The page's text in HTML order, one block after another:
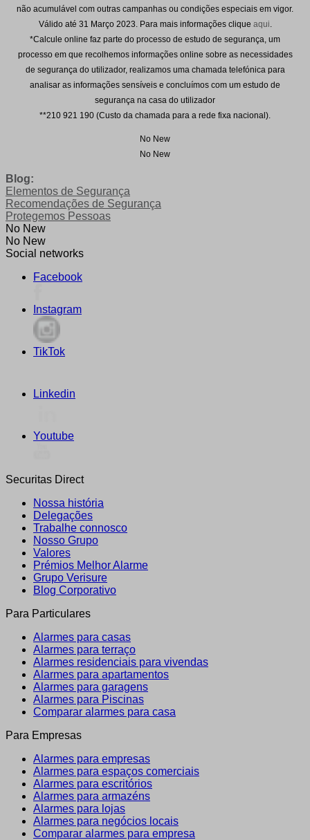
não acumulável com outras campanhas ou condições especiais em vigor.
Válido até 31 Março 2023 . Para mais informações clique aqui
*Calcule online faz parte do processo de estudo de segurança, um
processo em que recolhemos informações online sobre as necessidades
de segurança do utilizador, realizamos uma chamada telefónica para
analisar as informações sensíveis e concluímos com um estudo de
segurança na casa do utilizador
**210 921 190 (Custo da chamada para a rede fixa nacional).
No New
No New
Blog:
Elementos de Segurança
Recomendações de Segurança
Protegemos Pessoas
No New
No New
Social networks
Facebook
Instagram
TikTok
Linkedin
Youtube
Securitas Direct
Nossa história
Delegações
Trabalhe connosco
Nosso Grupo
Valores
Prémios Melhor Alarme
Grupo Verisure
Blog Corporativo
Para Particulares
Alarmes para casas
Alarmes para terraço
Alarmes residenciais para vivendas
Alarmes para apartamentos
Alarmes para garagens
Alarmes para Piscinas
Comparar alarmes para casa
Para Empresas
Alarmes para empresas
Alarmes para espaços comerciais
Alarmes para escritórios
Alarmes para armazéns
Alarmes para lojas
Alarmes para negócios locais
Comparar alarmes para empresa